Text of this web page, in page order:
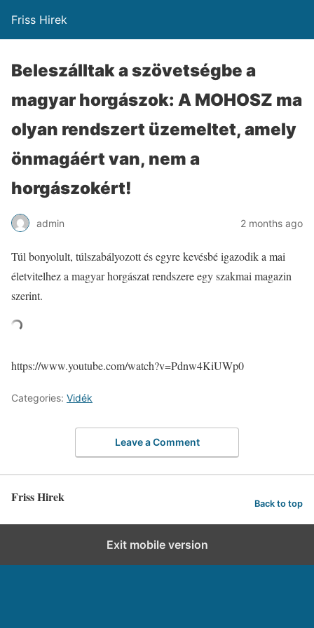
Friss Hirek
Beleszálltak a szövetségbe a
magyar horgászok: A MOHOSZ ma
olyan rendszert üzemeltet, amely
önmagáért van, nem a
horgászokért!
admin 2 months ago
Túl bonyolult, túlszabályozott és egyre kevésbé igazodik a mai
életvitelhez a magyar horgászat rendszere egy szakmai magazin
szerint.
https://www.youtube.com/watch?v=Pdnw4KiUWp0
Categories: Vidék
Leave a Comment
Friss Hirek Back to top
Exit mobile version